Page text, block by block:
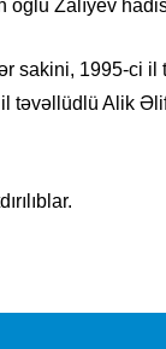
oğlu Zalıyev
sakini, 1995-ci
təvəllüdlü Alik